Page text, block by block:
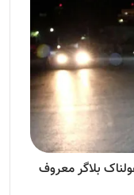
هولناک بلاگر معروف